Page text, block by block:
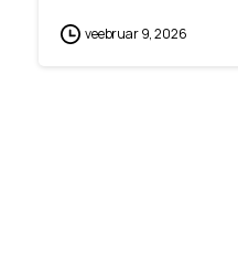
veebruar 9, 2026